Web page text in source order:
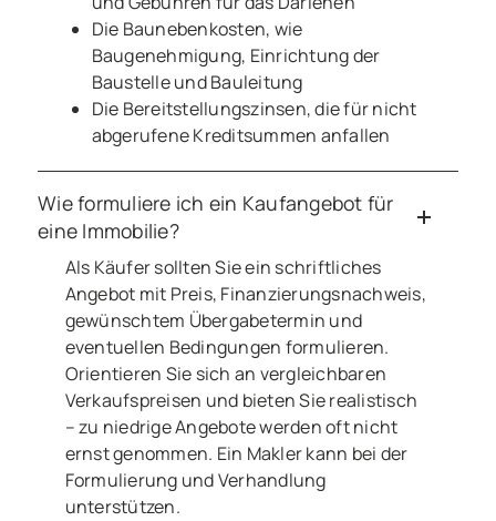
Die Baunebenkosten, wie
Baugenehmigung, Einrichtung der
Baustelle und Bauleitung
Die Bereitstellungszinsen, die für nicht
abgerufene Kreditsummen anfallen
Wie formuliere ich ein Kaufangebot für
eine Immobilie?
Als Käufer sollten Sie ein schriftliches
Angebot mit Preis, Finanzierungsnachweis,
gewünschtem Übergabetermin und
eventuellen Bedingungen formulieren.
Orientieren Sie sich an vergleichbaren
Verkaufspreisen und bieten Sie realistisch
– zu niedrige Angebote werden oft nicht
ernst genommen. Ein Makler kann bei der
Formulierung und Verhandlung
unterstützen.